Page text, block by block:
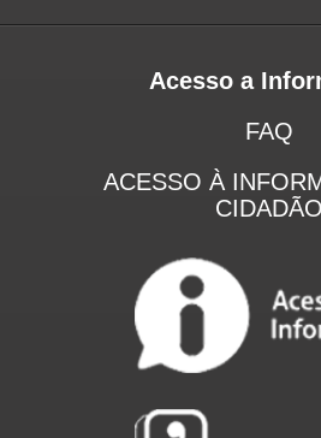
Acesso a
FAQ
ACESSO À
CIDADÃO